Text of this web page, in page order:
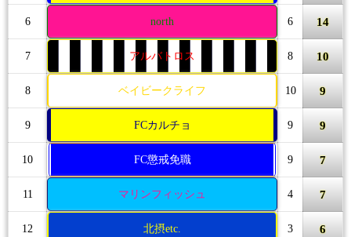
6 north 6 14
7 アルバトロス 8 10
8 ベイビークライフ 10 9
9 FCカルチョ 9 9
10 FC懲戒免職 9 7
11 マリンフィッシュ 4 7
12 北摂etc. 3 6